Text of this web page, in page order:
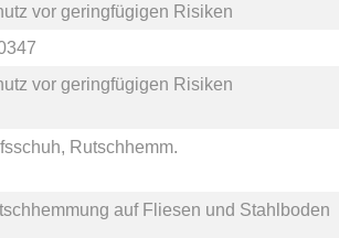
vor geringfügigen Risiken
vor geringfügigen Risiken
Rutschhemm.
auf Fliesen und Stahlboden